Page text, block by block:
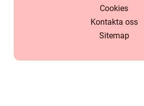
Cookies
Kontakta oss
Sitemap